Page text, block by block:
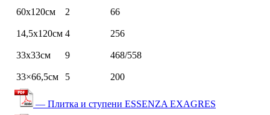
60х120см 2 66
14,5х120см 4 256
33х33см 9 468/558
33×66,5см 5 200
— Плитка и ступени ESSENZA EXAGRES